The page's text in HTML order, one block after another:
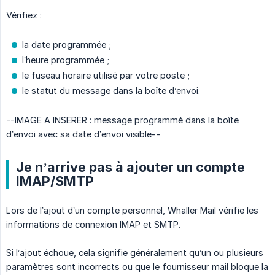
Vérifiez :
la date programmée ;
l’heure programmée ;
le fuseau horaire utilisé par votre poste ;
le statut du message dans la boîte d’envoi.
--IMAGE A INSERER : message programmé dans la boîte
d’envoi avec sa date d’envoi visible--
Je n’arrive pas à ajouter un compte
IMAP/SMTP
Lors de l’ajout d’un compte personnel, Whaller Mail vérifie les
informations de connexion IMAP et SMTP.
Si l’ajout échoue, cela signifie généralement qu’un ou plusieurs
paramètres sont incorrects ou que le fournisseur mail bloque la